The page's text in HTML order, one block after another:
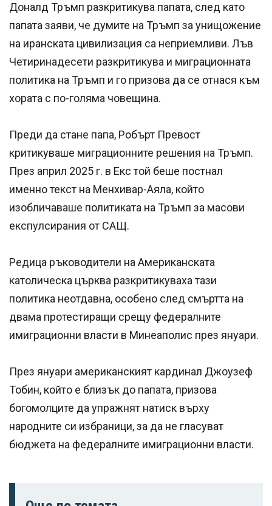
Доналд Тръмп разкритикува папата, след като
папата заяви, че думите на Тръмп за унищожение
на иранската цивилизация са неприемливи. Лъв
Четиринадесети разкритикува и миграционната
политика на Тръмп и го призова да се отнася към
хората с по-голяма човещина.
Преди да стане папа, Робърт Превост
критикуваше миграционните решения на Тръмп.
През април 2025 г. в Екс той беше постнал
именно текст на Менхивар-Аяла, който
изобличаваше политиката на Тръмп за масови
експулсирания от САЩ.
Редица ръководители на Американската
католическа църква разкритикуваха тази
политика неотдавна, особено след смъртта на
двама протестиращи срещу федералните
имиграционни власти в Минеаполис през януари.
През януари американският кардинал Джоузеф
Тобин, който е близък до папата, призова
богомолците да упражнят натиск върху
народните си избраници, за да не гласуват
бюджета на федералните имиграционни власти.